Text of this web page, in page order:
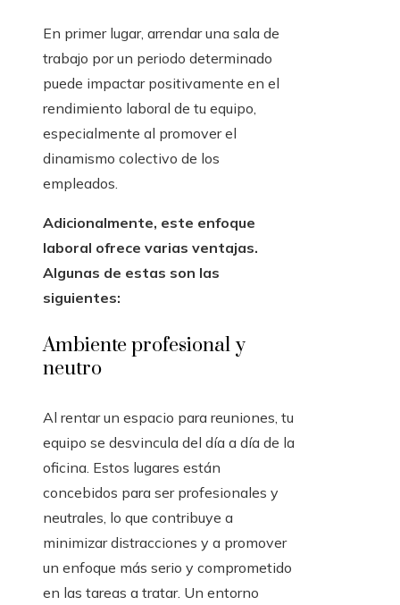
En primer lugar, arrendar una sala de
trabajo por un periodo determinado
puede impactar positivamente en el
rendimiento laboral de tu equipo,
especialmente al promover el
dinamismo colectivo de los
empleados.
Adicionalmente, este enfoque
laboral ofrece varias ventajas.
Algunas de estas son las
siguientes:
Ambiente profesional y
neutro
Al rentar un espacio para reuniones, tu
equipo se desvincula del día a día de la
oficina. Estos lugares están
concebidos para ser profesionales y
neutrales, lo que contribuye a
minimizar distracciones y a promover
un enfoque más serio y comprometido
en las tareas a tratar. Un entorno